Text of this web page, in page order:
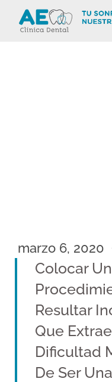
marzo 6, 2020
Colocar
Resultar
Que
Dificultad
De Ser